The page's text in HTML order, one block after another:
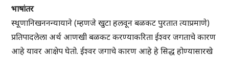
भाषांतर
स्थूणानिखननन्यायाने (म्हणजे खुटा हलवून बळकट पुरतात त्याप्रमाणे)
प्रतिपादलेला अर्थ आणखी बळकट करण्याकरिता ईश्वर जगताचे कारण
आहे यावर आक्षेप घेतो. ईश्वर जगाचे कारण आहे हे सिद्ध होण्यासारखे